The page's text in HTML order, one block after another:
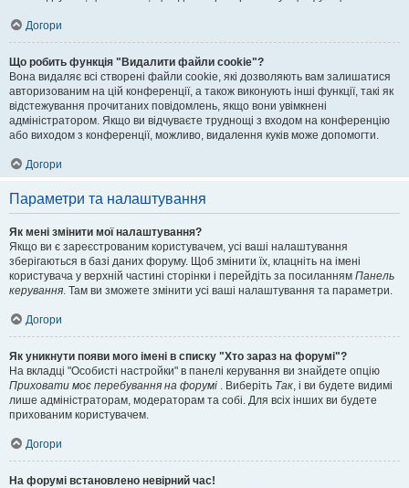
Догори
Що робить функція "Видалити файли cookie"?
Вона видаляє всі створені файли cookie, які дозволяють вам залишатися
авторизованим на цій конференції, а також виконують інші функції, такі як
відстежування прочитаних повідомлень, якщо вони увімкнені
адміністратором. Якщо ви відчуваєте труднощі з входом на конференцію
або виходом з конференції, можливо, видалення куків може допомогти.
Догори
Параметри та налаштування
Як мені змінити мої налаштування?
Якщо ви є зареєстрованим користувачем, усі ваші налаштування
зберігаються в базі даних форуму. Щоб змінити їх, клацніть на імені
користувача у верхній частині сторінки і перейдіть за посиланням Панель
керування. Там ви зможете змінити усі ваші налаштування та параметри.
Догори
Як уникнути появи мого імені в списку "Хто зараз на форумі"?
На вкладці "Особисті настройки" в панелі керування ви знайдете опцію
Приховати моє перебування на форумі . Виберіть Так, і ви будете видимі
лише адміністраторам, модераторам та собі. Для всіх інших ви будете
прихованим користувачем.
Догори
На форумі встановлено невірний час!